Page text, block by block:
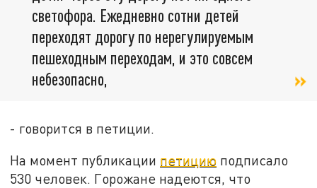
светофора. Ежедневно сотни детей
переходят дорогу по нерегулируемым
пешеходным переходам, и это совсем
небезопасно,
- говорится в петиции.
На момент публикации петицию подписало
530 человек. Горожане надеются, что